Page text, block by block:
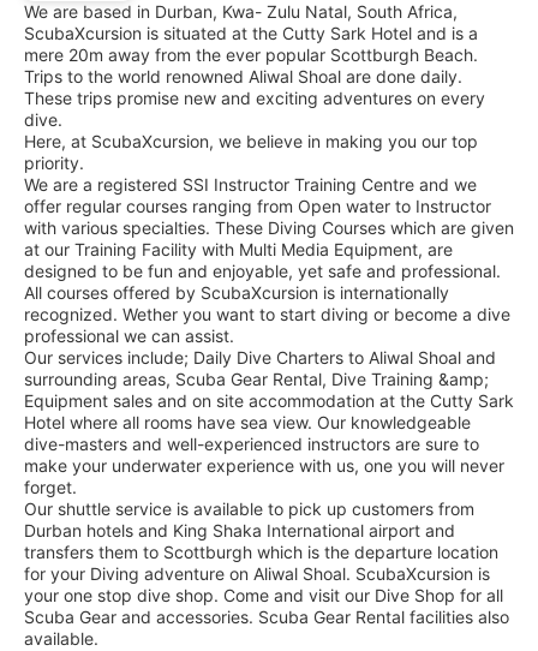
We are based in Durban, Kwa- Zulu Natal, South Africa,
ScubaXcursion is situated at the Cutty Sark Hotel and is a
mere 20m away from the ever popular Scottburgh Beach.
Trips to the world renowned Aliwal Shoal are done daily.
These trips promise new and exciting adventures on every
dive.
Here, at ScubaXcursion, we believe in making you our top
priority.
We are a registered SSI Instructor Training Centre and we
offer regular courses ranging from Open water to Instructor
with various specialties. These Diving Courses which are given
at our Training Facility with Multi Media Equipment, are
designed to be fun and enjoyable, yet safe and professional.
All courses offered by ScubaXcursion is internationally
recognized. Wether you want to start diving or become a dive
professional we can assist.
Our services include; Daily Dive Charters to Aliwal Shoal and
surrounding areas, Scuba Gear Rental, Dive Training &amp;
Equipment sales and on site accommodation at the Cutty Sark
Hotel where all rooms have sea view. Our knowledgeable
dive-masters and well-experienced instructors are sure to
make your underwater experience with us, one you will never
forget.
Our shuttle service is available to pick up customers from
Durban hotels and King Shaka International airport and
transfers them to Scottburgh which is the departure location
for your Diving adventure on Aliwal Shoal. ScubaXcursion is
your one stop dive shop. Come and visit our Dive Shop for all
Scuba Gear and accessories. Scuba Gear Rental facilities also
available.